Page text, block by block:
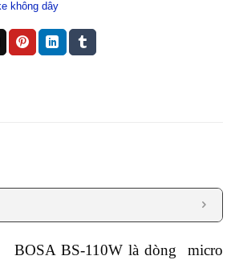
không dây
BOSA BS-110W là dòng micro